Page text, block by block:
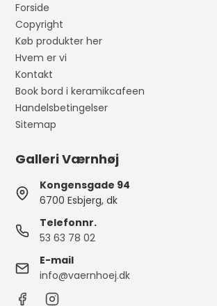
Forside
Copyright
Køb produkter her
Hvem er vi
Kontakt
Book bord i keramikcafeen
Handelsbetingelser
Sitemap
Galleri Værnhøj
Kongensgade 94
6700 Esbjerg, dk
Telefonnr.
53 63 78 02
E-mail
info@vaernhoej.dk